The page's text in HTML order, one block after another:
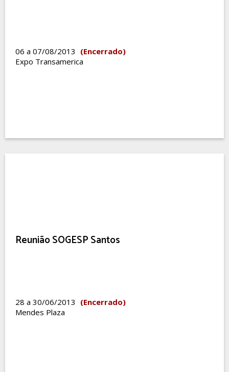
06 a 07/08/2013 (Encerrado)
Expo Transamerica
Reunião SOGESP Santos
28 a 30/06/2013 (Encerrado)
Mendes Plaza